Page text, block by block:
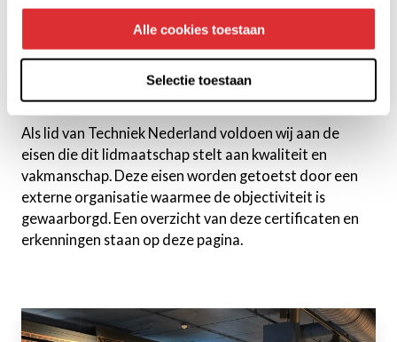
Alle cookies toestaan
Selectie toestaan
technische detailhandel. Ook Mansveld is lid van
Techniek Nederland (voorheen UNETO-VNI). Samen
met de andere leden kijken we vooruit en lopen we
voorop in het toekomstbestendig maken van
Nederland.
Als lid van Techniek Nederland voldoen wij aan de
eisen die dit lidmaatschap stelt aan kwaliteit en
vakmanschap. Deze eisen worden getoetst door een
externe organisatie waarmee de objectiviteit is
gewaarborgd. Een overzicht van deze certificaten en
erkenningen staan op deze pagina.